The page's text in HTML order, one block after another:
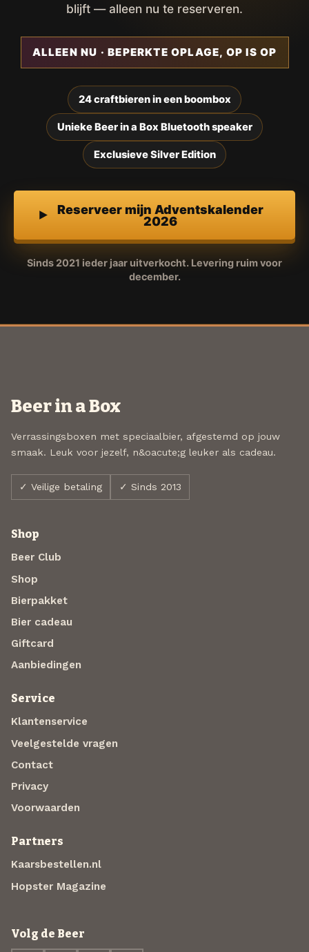
blijft — alleen nu te reserveren.
ALLEEN NU · BEPERKTE OPLAGE, OP IS OP
24 craftbieren in een boombox
Unieke Beer in a Box Bluetooth speaker
Exclusieve Silver Edition
Reserveer mijn Adventskalender
2026
Sinds 2021 ieder jaar uitverkocht. Levering ruim voor
december.
Beer in a Box
Verrassingsboxen met speciaalbier, afgestemd op jouw
smaak. Leuk voor jezelf, n&oacute;g leuker als cadeau.
✓ Veilige betaling ✓ Sinds 2013
Shop
Beer Club
Shop
Bierpakket
Bier cadeau
Giftcard
Aanbiedingen
Service
Klantenservice
Veelgestelde vragen
Contact
Privacy
Voorwaarden
Partners
Kaarsbestellen.nl
Hopster Magazine
Volg de Beer